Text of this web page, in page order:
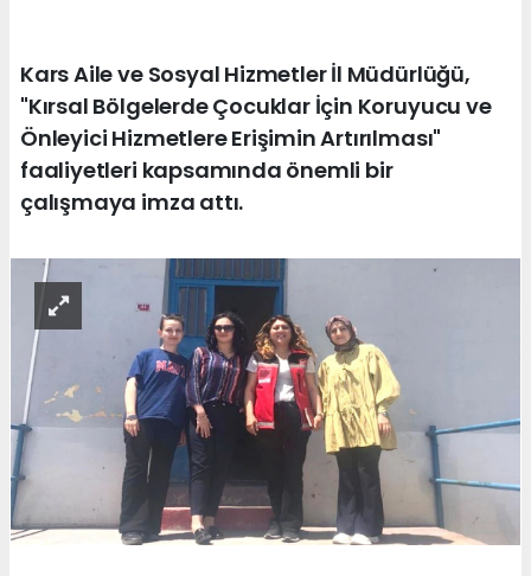
Kars Aile ve Sosyal Hizmetler İl Müdürlüğü,
"Kırsal Bölgelerde Çocuklar İçin Koruyucu ve
Önleyici Hizmetlere Erişimin Artırılması"
faaliyetleri kapsamında önemli bir
çalışmaya imza attı.